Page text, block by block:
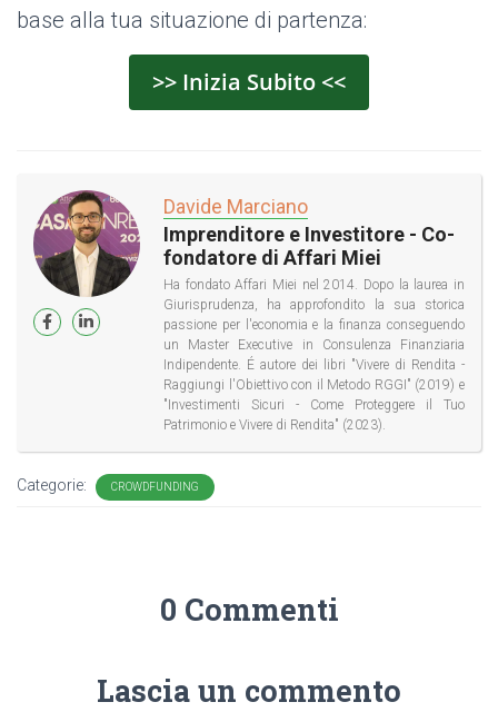
base alla tua situazione di partenza:
>> Inizia Subito <<
Davide Marciano
Imprenditore e Investitore - Co-
fondatore di Affari Miei
Ha fondato Affari Miei nel 2014. Dopo la laurea in
Giurisprudenza, ha approfondito la sua storica
passione per l'economia e la finanza conseguendo
un Master Executive in Consulenza Finanziaria
Indipendente. É autore dei libri "Vivere di Rendita -
Raggiungi l'Obiettivo con il Metodo RGGI" (2019) e
"Investimenti Sicuri - Come Proteggere il Tuo
Patrimonio e Vivere di Rendita" (2023).
Categorie: CROWDFUNDING
0 Commenti
Lascia un commento